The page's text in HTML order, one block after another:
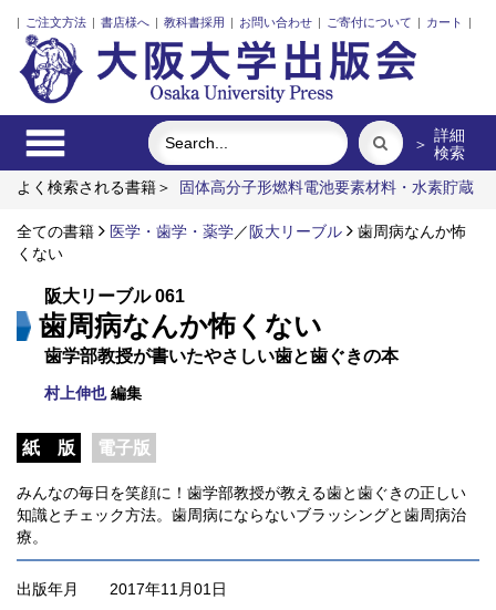
| ご注文方法 | 書店様へ | 教科書採用 | お問い合わせ | ご寄付について | カート |
＞ 詳細
検索
よく検索される書籍＞
固体高分子形燃料電池要素材料・水素貯蔵
体力学
ロシア 祈りの大地
明治・大正・昭和の細菌学者たち
戦争記憶と中国文学体験
全ての書籍 医学・歯学・薬学／ 阪大リーブル
歯周病なんか怖
くない
阪大リーブル 061
歯周病なんか怖くない
歯学部教授が書いたやさしい歯と歯ぐきの本
村上伸也編集
紙 版 電子版
みんなの毎日を笑顔に！歯学部教授が教える歯と歯ぐきの正しい
知識とチェック方法。歯周病にならないブラッシングと歯周病治
療。
出版年月
2017年11月01日